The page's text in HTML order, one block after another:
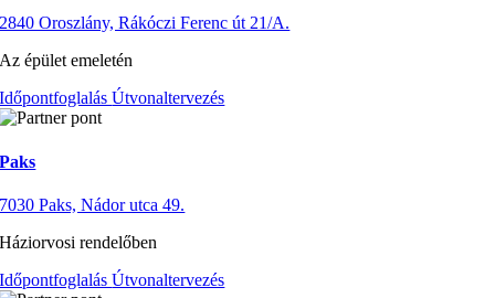
2840 Oroszlány, Rákóczi Ferenc út 21/A.
Az épület emeletén
IdőpontfoglalásÚtvonaltervezés
Paks
7030 Paks, Nádor utca 49.
Háziorvosi rendelőben
IdőpontfoglalásÚtvonaltervezés